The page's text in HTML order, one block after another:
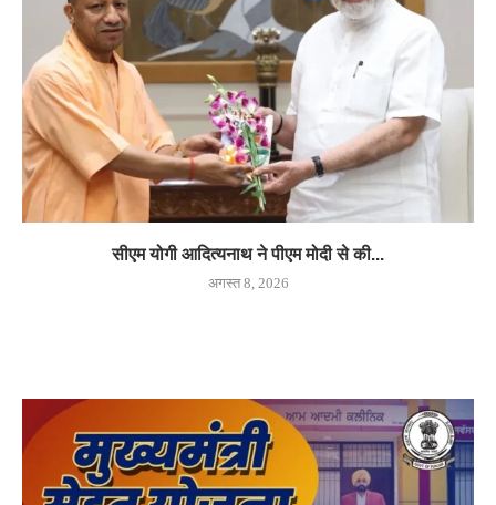
सीएम योगी आदित्यनाथ ने पीएम मोदी से की...
अगस्त 8, 2026